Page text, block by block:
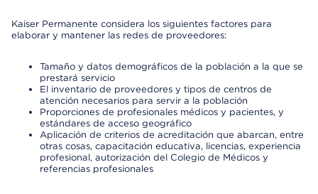
Kaiser Permanente considera los siguientes factores para
elaborar y mantener las redes de proveedores:
Tamaño y datos demográficos de la población a la que se
prestará servicio
El inventario de proveedores y tipos de centros de
atención necesarios para servir a la población
Proporciones de profesionales médicos y pacientes, y
estándares de acceso geográfico
Aplicación de criterios de acreditación que abarcan, entre
otras cosas, capacitación educativa, licencias, experiencia
profesional, autorización del Colegio de Médicos y
referencias profesionales